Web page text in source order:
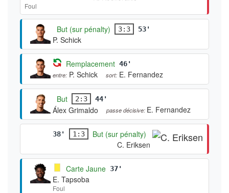
Foul
But (sur pénalty) 3:3 53'
P. Schick
Remplacement 46'
entre: P. Schick sort: E. Fernandez
But 2:3 44'
Álex Grimaldo passe décisive: E. Fernandez
38' 1:3
But (sur pénalty)
C. Eriksen
Carte Jaune 37'
E. Tapsoba
Foul